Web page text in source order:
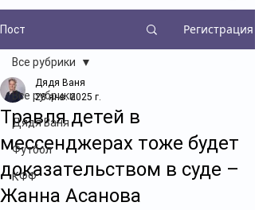
Пост Регистрация
Все рубрики
Дядя Ваня
Футбол
КФФ
Все рубрики
Травля детей в
мессенджерах тоже будет
доказательством в суде –
Жанна Асанова
Дядя Ваня
28 янв. 2025 г.